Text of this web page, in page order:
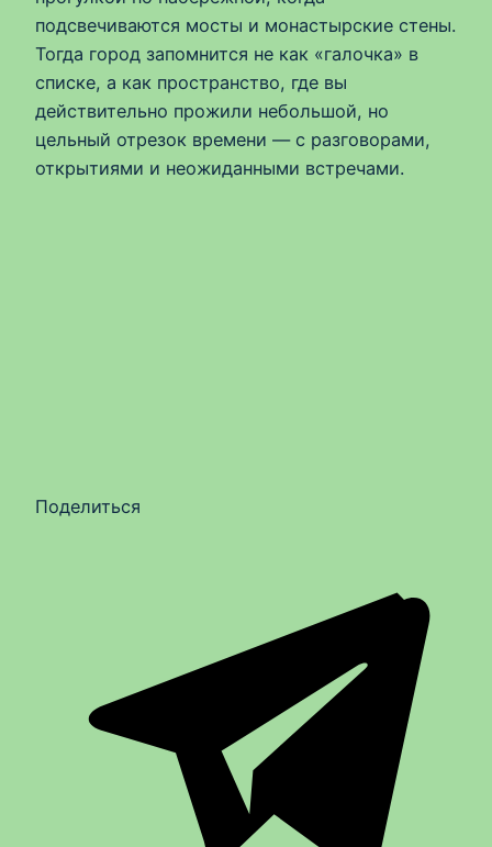
подсвечиваются мосты и монастырские стены.
Тогда город запомнится не как «галочка» в
списке, а как пространство, где вы
действительно прожили небольшой, но
цельный отрезок времени — с разговорами,
открытиями и неожиданными встречами.
Поделиться